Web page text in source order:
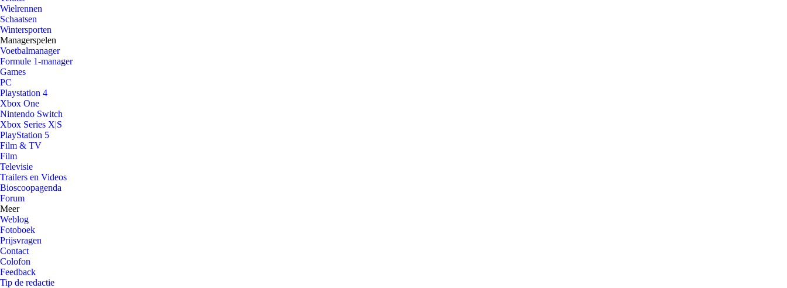
Wielrennen
Schaatsen
Wintersporten
Managerspelen
Voetbalmanager
Formule 1-manager
Games
PC
Playstation 4
Xbox One
Nintendo Switch
Xbox Series X|S
PlayStation 5
Film & TV
Film
Televisie
Trailers en Videos
Bioscoopagenda
Forum
Meer
Weblog
Fotoboek
Prijsvragen
Contact
Colofon
Feedback
Tip de redactie